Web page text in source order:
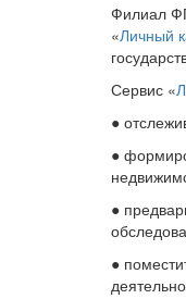
Филиал
«Личный
Сервис «
●
●
●
●